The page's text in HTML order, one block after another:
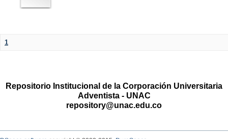
1
Repositorio Institucional de la Corporación Universitaria
Adventista - UNAC
repository@unac.edu.co